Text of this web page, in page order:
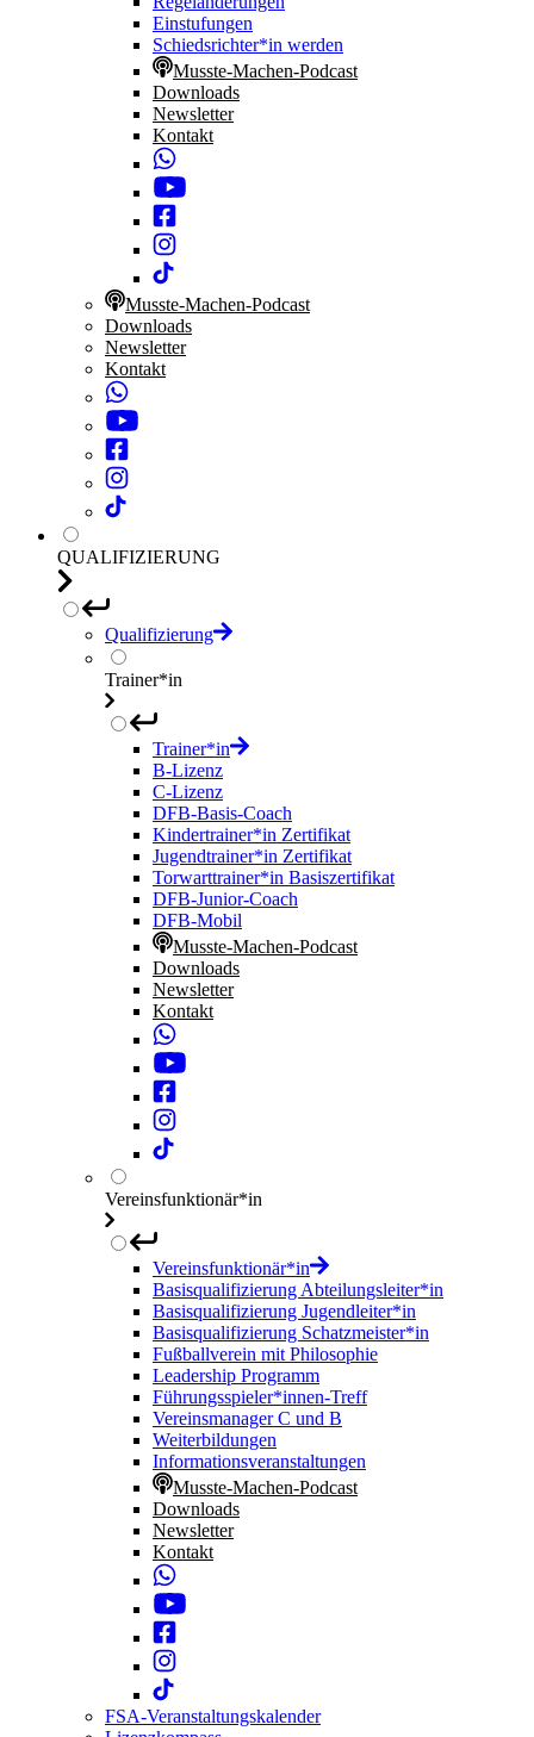
Einstufungen
Schiedsrichter*in werden
Musste-Machen-Podcast
Downloads
Newsletter
Kontakt
Musste-Machen-Podcast
Downloads
Newsletter
Kontakt
QUALIFIZIERUNG
Qualifizierung
Trainer*in
Trainer*in
B-Lizenz
C-Lizenz
DFB-Basis-Coach
Kindertrainer*in Zertifikat
Jugendtrainer*in Zertifikat
Torwarttrainer*in Basiszertifikat
DFB-Junior-Coach
DFB-Mobil
Musste-Machen-Podcast
Downloads
Newsletter
Kontakt
Vereinsfunktionär*in
Vereinsfunktionär*in
Basisqualifizierung Abteilungsleiter*in
Basisqualifizierung Jugendleiter*in
Basisqualifizierung Schatzmeister*in
Fußballverein mit Philosophie
Leadership Programm
Führungsspieler*innen-Treff
Vereinsmanager C und B
Weiterbildungen
Informationsveranstaltungen
Musste-Machen-Podcast
Downloads
Newsletter
Kontakt
FSA-Veranstaltungskalender